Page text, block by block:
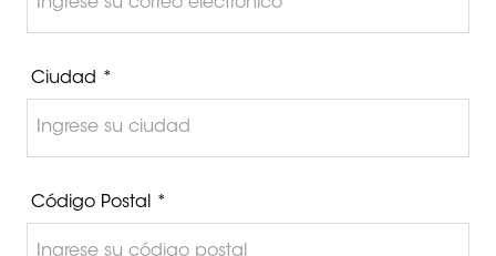
Ciudad *
Código Postal *